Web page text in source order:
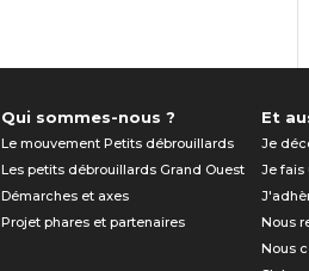
Qui sommes-nous ?
Le mouvement Petits débrouillards
Les petits débrouillards Grand Ouest
Démarches et axes
Projet phares et partenaires
Et
Je
Je fais
Nous
Nous